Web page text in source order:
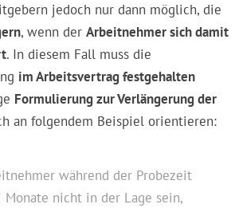
jedoch nur dann möglich, die
, wenn der Arbeitnehmer sich damit
. In diesem Fall muss die
im Arbeitsvertrag festgehalten
Formulierung zur Verlängerung der
an folgendem Beispiel orientieren:
während der Probezeit
Monate nicht in der Lage sein,